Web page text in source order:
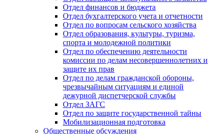
Отдел финансов и бюджета
Отдел бухгалтерского учета и отчетности
Отдел по вопросам сельского хозяйства
Отдел образования, культуры, туризма,
спорта и молодежной политики
Отдел по обеспечению деятельности
комиссии по делам несовершеннолетних и
защите их прав
Отдел по делам гражданской обороны,
чрезвычайным ситуациям и единой
дежурной диспетчерской службы
Отдел ЗАГС
Отдел по защите государственной тайны
Мобилизационная подготовка
Общественные обсуждения